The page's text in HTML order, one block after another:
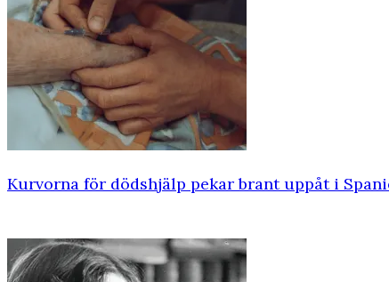
Kurvorna för dödshjälp pekar brant uppåt i